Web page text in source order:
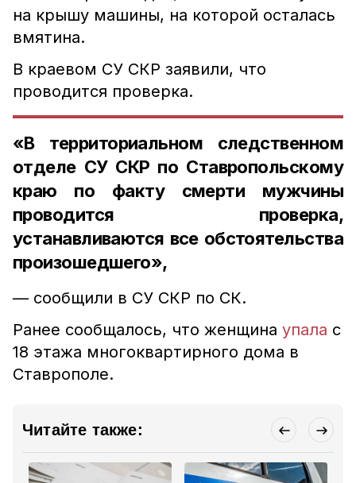
на крышу машины, на которой осталась
вмятина.
В краевом СУ СКР заявили, что
проводится проверка.
«В территориальном следственном
отделе СУ СКР по Ставропольскому
краю по факту смерти мужчины
проводится проверка,
устанавливаются все обстоятельства
произошедшего»,
— сообщили в СУ СКР по СК.
Ранее сообщалось, что женщина упала с
18 этажа многоквартирного дома в
Ставрополе.
Читайте также: